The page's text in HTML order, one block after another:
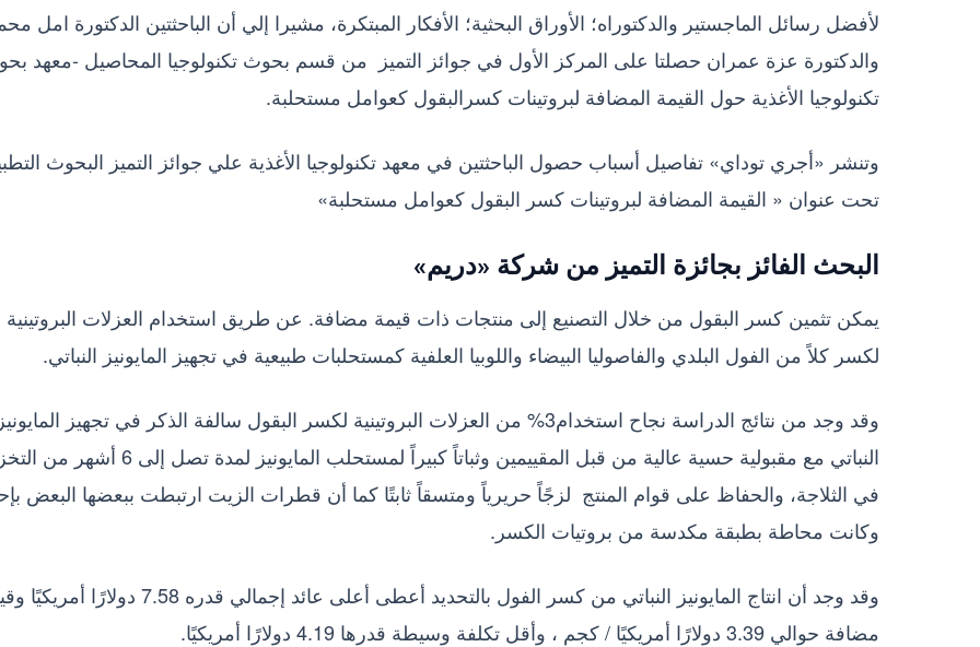
لأفضل رسائل الماجستير والدكتوراه؛ الأوراق البحثية؛ الأفكار المبتكرة، مشيرا إلي أن الباحثتين الدكتورة امل
والدكتورة عزة عمران حصلتا على المركز الأول في جوائز التميز من قسم بحوث تكنولوجيا المحاصيل -معهد
تكنولوجيا الأغذية حول القيمة المضافة لبروتينات كسرالبقول كعوامل مستحلبة.
وتنشر «أجري توداي» تفاصيل أسباب حصول الباحثتين في معهد تكنولوجيا الأغذية علي جوائز التميز البحوث
تحت عنوان « القيمة المضافة لبروتينات كسر البقول كعوامل مستحلبة»
البحث الفائز بجائزة التميز من شركة «دريم»
يمكن تثمين كسر البقول من خلال التصنيع إلى منتجات ذات قيمة مضافة. عن طريق استخدام العزلات البروتينية
لكسر كلاً من الفول البلدي والفاصوليا البيضاء واللوبيا العلفية كمستحلبات طبيعية في تجهيز المايونيز النباتي.
وقد وجد من نتائج الدراسة نجاح استخدام3% من العزلات البروتينية لكسر البقول سالفة الذكر في تجهيز المايونيز
النباتي مع مقبولية حسية عالية من قبل المقييمين وثباتاً كبيراً لمستحلب المايونيز لمدة
في الثلاجة، والحفاظ على قوام المنتج لزجًاً حريرياً ومتسقاً ثابتًا كما أن قطرات الزيت ارتبطت ببعضها البعض
وكانت محاطة بطبقة مكدسة من بروتيات الكسر.
وقد وجد أن انتاج المايونيز النباتي من كسر الفول بالتحديد أعطى أعلى عائد إجمالي قدره 7.58
مضافة حوالي 3.39 دولارًا أمريكيًا / كجم ، وأقل تكلفة وسيطة قدرها 4.19 دولارًا أمريكيًا.